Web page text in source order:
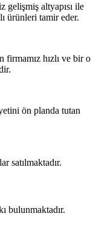
gelişmiş altyapısı ile
ürünleri tamir eder.
hızlı ve bir o
ön planda tutan
satılmaktadır.
bulunmaktadır.